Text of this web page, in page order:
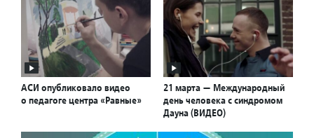
АСИ опубликовало видео
о педагоге центра «Равные»
21 марта — Международный
день человека с синдромом
Дауна (ВИДЕО)